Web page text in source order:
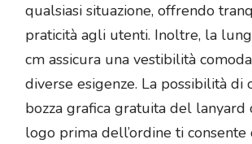
qualsiasi situazione, offrendo
praticità agli utenti. Inoltre, la
cm assicura una vestibilità
diverse esigenze. La possibilità di
bozza grafica gratuita del lanyard
logo prima dell’ordine ti consente